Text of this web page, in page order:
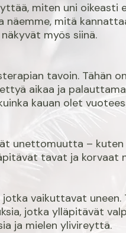
miten uni oikeasti
mitä
myös siinä.
tavoin. Tähän
aikaa ja
kauan olet
unettomuutta –
tavat ja korvaat
vaikuttavat
jotka ylläpitävät
ja mielen ylivireyttä.